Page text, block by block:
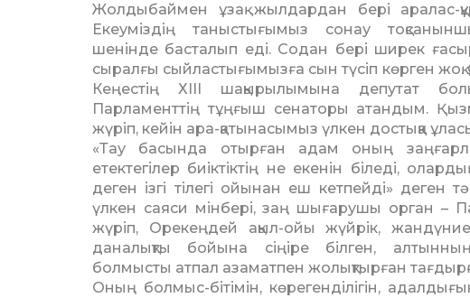
Жолдыбаймен ұзақ жылдардан бері аралас-
Екеуміздің таныстығымыз сонау
шенінде басталып еді. Содан бері ширек
сыралғы сыйластығымызға сын түсіп көрген
Кеңестің ХIII шақырылымына депутат
Парламенттің тұңғыш сенаторы атандым.
жүріп, кейін ара-қатынасымыз үлкен достыққа
«Тау басында отырған адам оның
етектегілер биіктіктің не екенін біледі,
деген ізгі тілегі ойынан еш кетпейді» деген
үлкен саяси мінбері, заң шығарушы орган –
жүріп, Орекеңдей ақыл-ойы жүйрік,
даналықты бойына сіңіре білген,
болмысты атпал азаматпен жолықтырған
Оның болмыс-бітімін, көре­ген­ділігін,